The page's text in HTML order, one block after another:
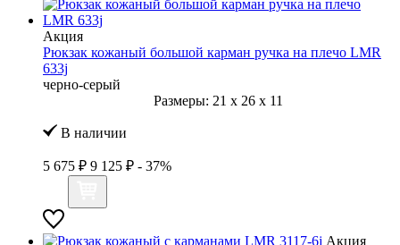
Акция
Рюкзак кожаный большой карман ручка на плечо LMR
633j
черно-серый
Размеры: 21 x 26 x 11
В наличии
5 675 ₽ 9 125 ₽ - 37%
Акция